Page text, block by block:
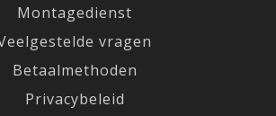
Montagedienst
vragen
Betaalmethoden
Privacybeleid